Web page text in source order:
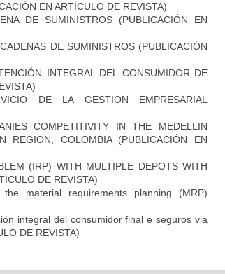
EN ARTÍCULO DE REVISTA)
DE SUMINISTROS (PUBLICACIÓN EN
DE SUMINISTROS (PUBLICACIÓN
INTEGRAL DEL CONSUMIDOR DE
DE LA GESTION EMPRESARIAL
COMPETITIVITY IN THE MEDELLIN
REGION, COLOMBIA (PUBLICACIÓN EN
(IRP) WITH MULTIPLE DEPOTS WITH
DE REVISTA)
material requirements planning (MRP)
integral del consumidor final e seguros via
DE REVISTA)